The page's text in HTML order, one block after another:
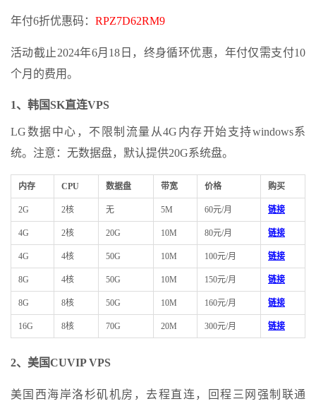
年付6折优惠码： RPZ7D62RM9
活动截止2024年6月18日，终身循环优惠，年付仅需支付10
个月的费用。
1、韩国SK直连VPS
LG数据中心，不限制流量从4G内存开始支持windows系
统。注意：无数据盘，默认提供20G系统盘。
内存 CPU 数据盘 带宽 价格 购买
2G 2核 无 5M 60元/月 链接
4G 2核 20G 10M 80元/月 链接
4G 4核 50G 10M 100元/月 链接
8G 4核 50G 10M 150元/月 链接
8G 8核 50G 10M 160元/月 链接
16G 8核 70G 20M 300元/月 链接
2、美国CUVIP VPS
美国西海岸洛杉矶机房，去程直连，回程三网强制联通